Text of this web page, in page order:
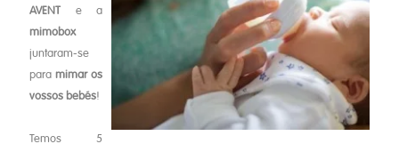
AVENT e a
mimobox
juntaram-se
para mimar os
vossos bebés!
Temos 5